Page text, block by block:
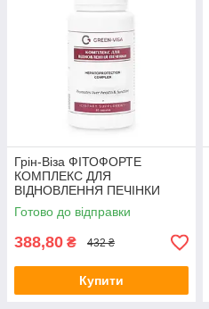
Грін-Віза ФІТОФОРТЕ
КОМПЛЕКС ДЛЯ
ВІДНОВЛЕННЯ ПЕЧІНКИ
90капс
Готово до відправки
388,80 ₴ 432 ₴
Купити